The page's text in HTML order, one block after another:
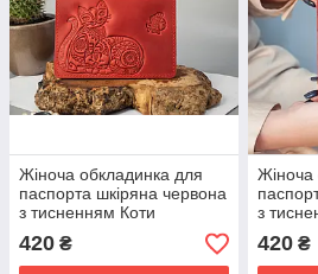
Жіноча обкладинка для
паспорта шкіряна червона
з тисненням Коти
420 ₴
Жіноча
з
420₴